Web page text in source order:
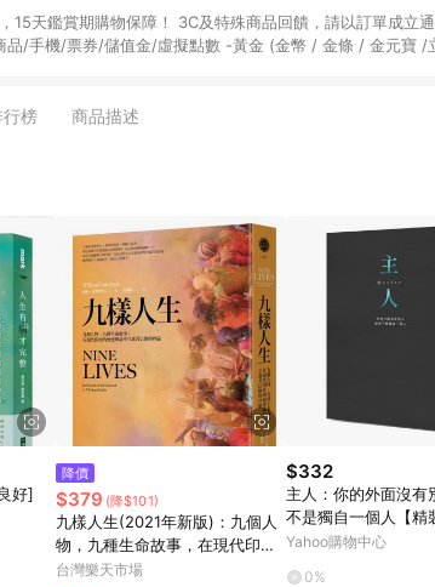
賞期購物保障！ 3C及特殊商品回饋，請以訂單成立通知為準 1. 請注意以
品/手機/票券/儲值金/虛擬點數 -黃金 (金幣 / 金條 / 金元寶 /
中心商店之商品：商品賣場中有標示「商店」及顯示商店名
行榜 商品描述
好]
降價
$379 (降$101)
九樣人生(2021年新版)：九個人
物，九種生命故事，在現代印度
的蛻變風暴中守護著信仰的尊嚴
台灣樂天市場
$332
主人：你的外面沒有
不是獨自一個人【精
彩圖版】
Yahoo購物中心
0%